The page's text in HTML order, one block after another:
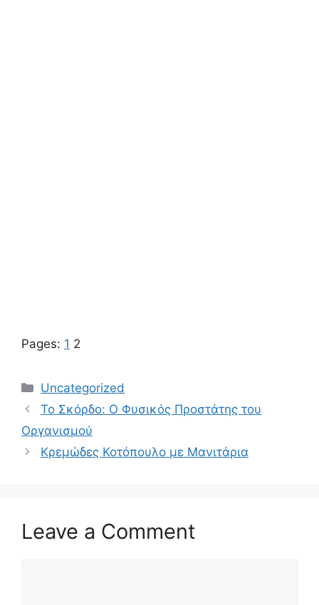
Pages: 1 2
Categories
Uncategorized
Το Σκόρδο: Ο Φυσικός Προστάτης του
Οργανισμού
Κρεμώδες Κοτόπουλο με Μανιτάρια
Leave a Comment